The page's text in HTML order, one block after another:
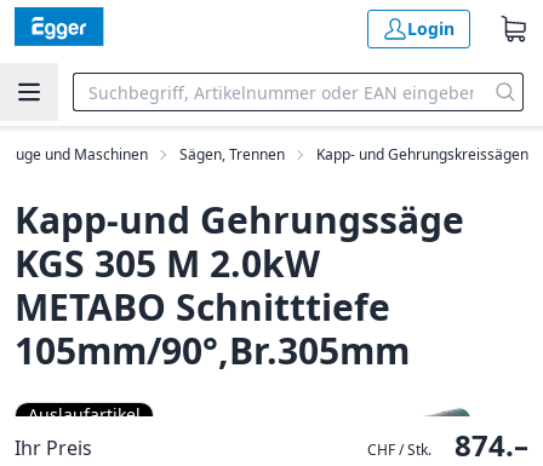
Login
und Maschinen Sägen, Trennen Kapp- und Gehrungskreissägen
Kapp-und Gehrungssäge
KGS 305 M 2.0kW
METABO Schnitttiefe
105mm/90°,Br.305mm
Auslaufartikel
Ihr Preis CHF / Stk. 874.–